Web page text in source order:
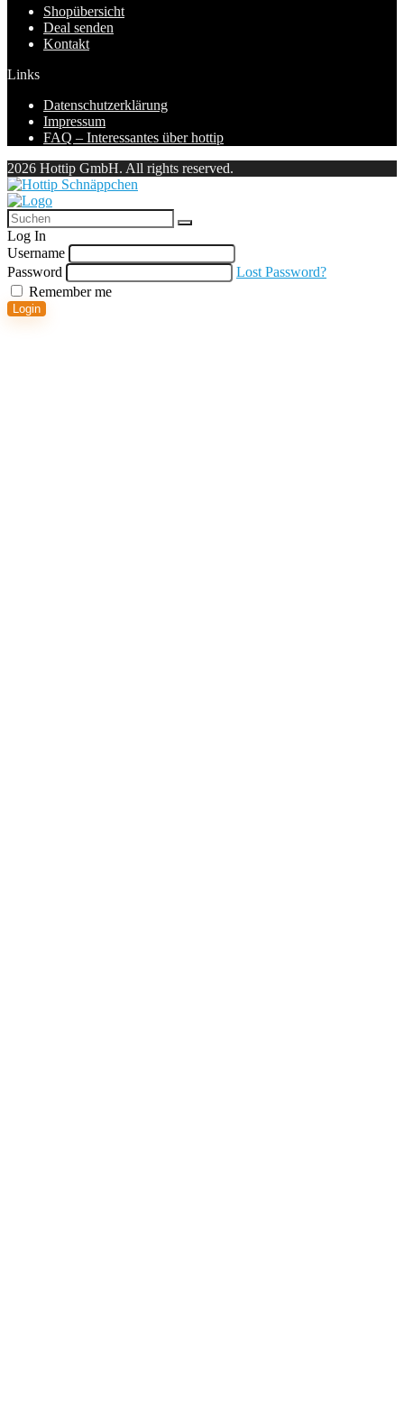
Shopübersicht
Deal senden
Kontakt
Links
Datenschutzerklärung
Impressum
FAQ – Interessantes über hottip
2026 Hottip GmbH. All rights reserved.
Log In
Username
Password
Lost Password?
Remember me
Login